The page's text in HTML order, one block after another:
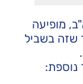
מופיעה
שזה בשביל